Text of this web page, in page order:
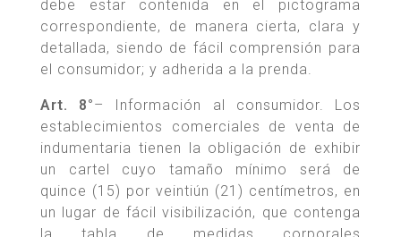
debe estar contenida en el pictograma
correspondiente, de manera cierta, clara y
detallada, siendo de fácil comprensión para
el consumidor; y adherida a la prenda.
Art. 8°– Información al consumidor. Los
establecimientos comerciales de venta de
indumentaria tienen la obligación de exhibir
un cartel cuyo tamaño mínimo será de
quince (15) por veintiún (21) centímetros, en
un lugar de fácil visibilización, que contenga